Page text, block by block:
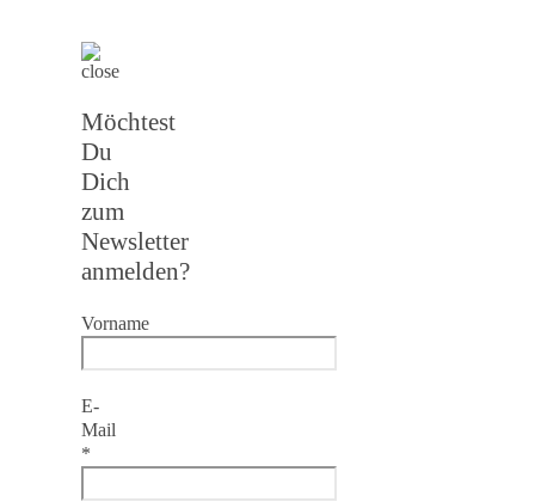
Möchtest
Du
Dich
zum
Newsletter
anmelden?
Vorname
E-
Mail
*